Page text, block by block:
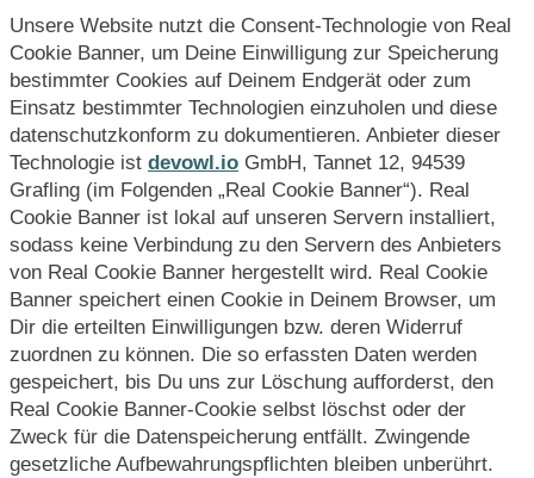
Unsere Website nutzt die Consent-Technologie von Real
Cookie Banner, um Deine Einwilligung zur Speicherung
bestimmter Cookies auf Deinem Endgerät oder zum
Einsatz bestimmter Technologien einzuholen und diese
datenschutzkonform zu dokumentieren. Anbieter dieser
Technologie ist devowl.io GmbH, Tannet 12, 94539
Grafling (im Folgenden „Real Cookie Banner“). Real
Cookie Banner ist lokal auf unseren Servern installiert,
sodass keine Verbindung zu den Servern des Anbieters
von Real Cookie Banner hergestellt wird. Real Cookie
Banner speichert einen Cookie in Deinem Browser, um
Dir die erteilten Einwilligungen bzw. deren Widerruf
zuordnen zu können. Die so erfassten Daten werden
gespeichert, bis Du uns zur Löschung aufforderst, den
Real Cookie Banner-Cookie selbst löschst oder der
Zweck für die Datenspeicherung entfällt. Zwingende
gesetzliche Aufbewahrungspflichten bleiben unberührt.